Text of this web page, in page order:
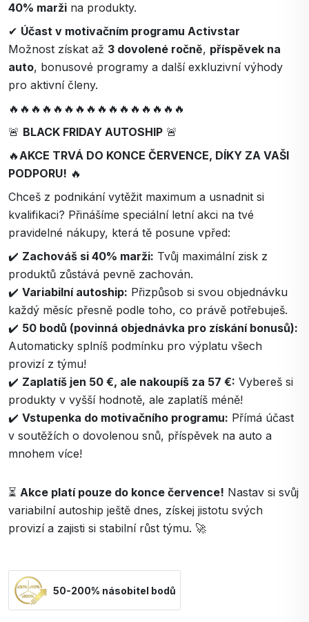
40% marži na produkty.
✔ Účast v motivačním programu Activstar
Možnost získat až 3 dovolené ročně, příspěvek na
auto, bonusové programy a další exkluzivní výhody
pro aktivní členy.
🔥🔥🔥🔥🔥🔥🔥🔥🔥🔥🔥🔥🔥🔥🔥🔥
🚨 BLACK FRIDAY AUTOSHIP 🚨
🔥AKCE TRVÁ DO KONCE ČERVENCE, DÍKY ZA VAŠI
PODPORU! 🔥
Chceš z podnikání vytěžit maximum a usnadnit si
kvalifikaci? Přinášíme speciální letní akci na tvé
pravidelné nákupy, která tě posune vpřed:
✔️ Zachováš si 40% marži: Tvůj maximální zisk z
produktů zůstává pevně zachován.
✔️ Variabilní autoship: Přizpůsob si svou objednávku
každý měsíc přesně podle toho, co právě potřebuješ.
✔️ 50 bodů (povinná objednávka pro získání bonusů):
Automaticky splníš podmínku pro výplatu všech
provizí z týmu!
✔️ Zaplatíš jen 50 €, ale nakoupíš za 57 €: Vybereš si
produkty v vyšší hodnotě, ale zaplatíš méně!
✔️ Vstupenka do motivačního programu: Přímá účast
v soutěžích o dovolenou snů, příspěvek na auto a
mnohem více!
⏳ Akce platí pouze do konce července! Nastav si svůj
variabilní autoship ještě dnes, získej jistotu svých
provizí a zajisti si stabilní růst týmu. 🚀
50-200% násobitel bodů